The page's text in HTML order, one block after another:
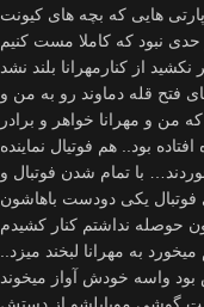
هایی که بچه های کیونت
فتح قله دماوند رو به من و
من و مهرانا خواهر و برادر
بود.. هم فوتیال نماینده
با تمام شدن فوتبال و
یکی دودست باهاشون
به مهرانا لبخند میزد..